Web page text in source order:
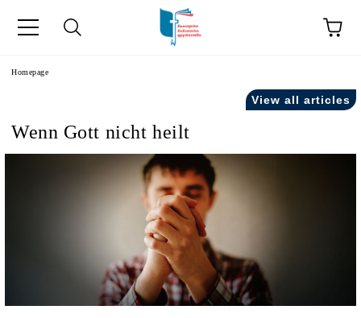
Homepage
View all articles
Wenn Gott nicht heilt